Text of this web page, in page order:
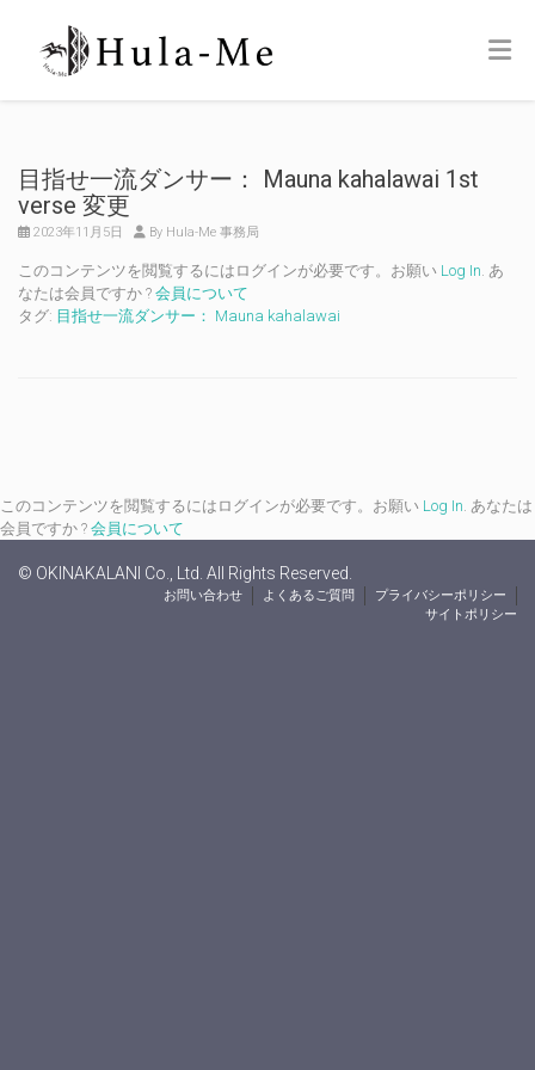
目指せ一流ダンサー： Mauna kahalawai 1st
verse 変更
2023年11月5日 By Hula-Me 事務局
このコンテンツを閲覧するにはログインが必要です。お願い Log In. あ
なたは会員ですか ? 会員について
タグ: 目指せ一流ダンサー： Mauna kahalawai
このコンテンツを閲覧するにはログインが必要です。お願い Log In. あなたは
会員ですか ? 会員について
© OKINAKALANI Co., Ltd. All Rights Reserved.
お問い合わせ よくあるご質問
プライバシーポリシー
サイトポリシー